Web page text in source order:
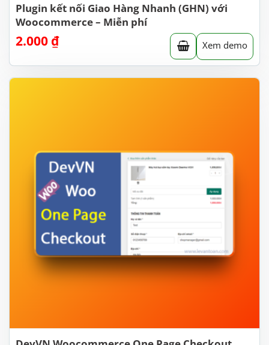
Plugin kết nối Giao Hàng Nhanh (GHN) với
Woocommerce – Miễn phí
2.000 ₫ Xem demo